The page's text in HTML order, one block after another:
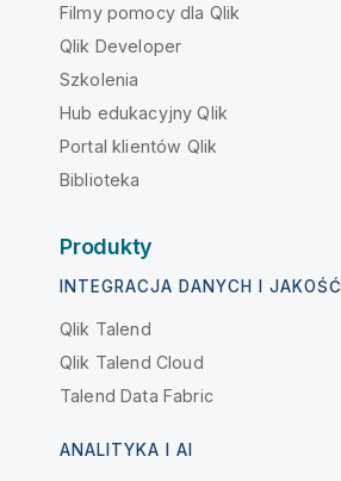
Filmy pomocy dla Qlik
Qlik Developer
Szkolenia
Hub edukacyjny Qlik
Portal klientów Qlik
Biblioteka
Produkty
INTEGRACJA DANYCH I JAKOŚĆ
Qlik Talend
Qlik Talend Cloud
Talend Data Fabric
ANALITYKA I AI